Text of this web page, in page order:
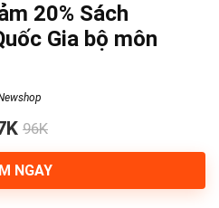
20% Sách
Gia bộ môn
96K
NGAY